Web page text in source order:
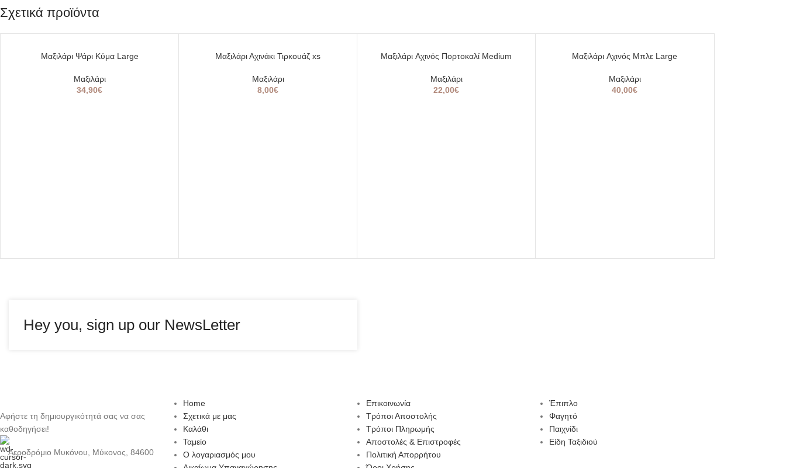
Σχετικά προϊόντα
Μαξιλάρι Ψάρι Κύμα Large
Μαξιλάρι
34,90€
Μαξιλάρι Αχινάκι Τιρκουάζ xs
Μαξιλάρι
8,00€
Μαξιλάρι Aχινός Πορτοκαλί Medium
Μαξιλάρι
22,00€
Μαξιλάρι Aχινός Μπλε Large
Μαξιλάρι
40,00€
Hey you, sign up our NewsLetter
Αφήστε τη δημιουργικότητά σας να σας
καθοδηγήσει!
Αεροδρόμιο Μυκόνου, Μύκονος, 84600
Home
Σχετικά με μας
Καλάθι
Ταμείο
Ο λογαριασμός μου
Επικοινωνία
Τρόποι Αποστολής
Τρόποι Πληρωμής
Αποστολές & Επιστροφές
Πολιτική Απορρήτου
Έπιπλο
Φαγητό
Παιχνίδι
Είδη Ταξιδιού